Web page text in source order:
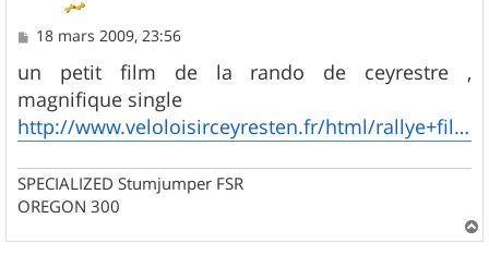
M
s
s
a
g
e
18 mars 2009, 23:56
un petit film de la rando de ceyrestre ,
magnifique single
http://www.veloloisirceyresten.fr/html/rallye+film.htm
SPECIALIZED Stumjumper FSR
OREGON 300
a